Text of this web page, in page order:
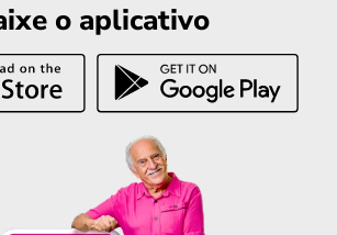
o aplicativo